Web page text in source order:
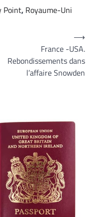
Point, Royaume-Uni
France -USA.
Rebondissements dans
l’affaire Snowden
⟶